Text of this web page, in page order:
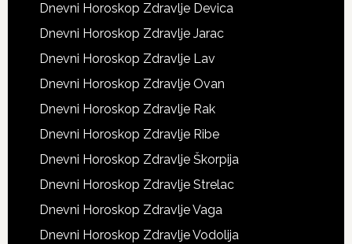
Dnevni Horoskop Zdravlje Devica
Dnevni Horoskop Zdravlje Jarac
Dnevni Horoskop Zdravlje Lav
Dnevni Horoskop Zdravlje Ovan
Dnevni Horoskop Zdravlje Rak
Dnevni Horoskop Zdravlje Ribe
Dnevni Horoskop Zdravlje Škorpija
Dnevni Horoskop Zdravlje Strelac
Dnevni Horoskop Zdravlje Vaga
Dnevni Horoskop Zdravlje Vodolija